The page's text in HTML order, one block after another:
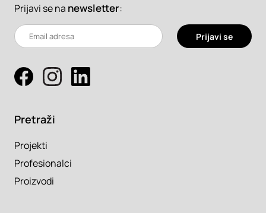
Prijavi se na newsletter:
Prijavi se
Pretraži
Projekti
Profesionalci
Proizvodi